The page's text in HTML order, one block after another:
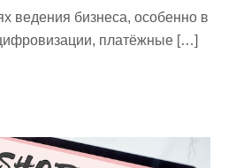
ведения бизнеса, особенно в
платёжные […]